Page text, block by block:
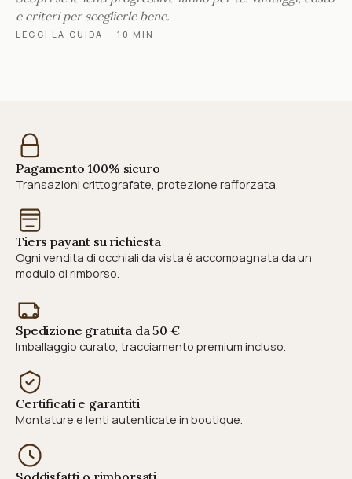
e criteri per sceglierle bene.
LEGGI LA GUIDA · 10 MIN
Pagamento 100% sicuro
Transazioni crittografate, protezione rafforzata.
Tiers payant su richiesta
Ogni vendita di occhiali da vista è accompagnata da un
modulo di rimborso.
Spedizione gratuita da 50 €
Imballaggio curato, tracciamento premium incluso.
Certificati e garantiti
Montature e lenti autenticate in boutique.